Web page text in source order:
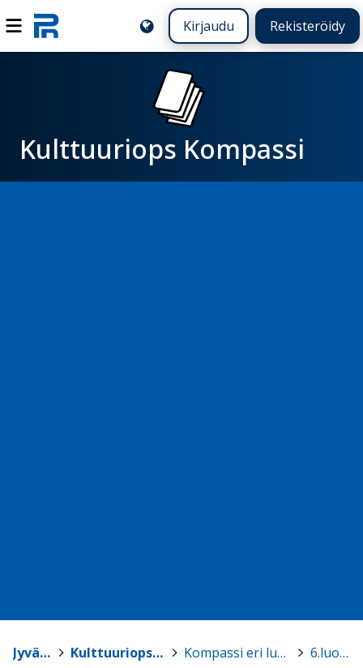
Kirjaudu Rekisteröidy
Kulttuuriops Kompassi
Jyväskylä > Kulttuuriops Kompassi > Kompassi eri luokkatasoilla > 6.luokka